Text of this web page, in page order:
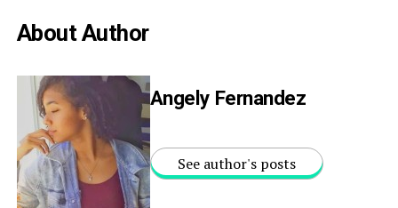
About Author
Angely Fernandez
See author's posts